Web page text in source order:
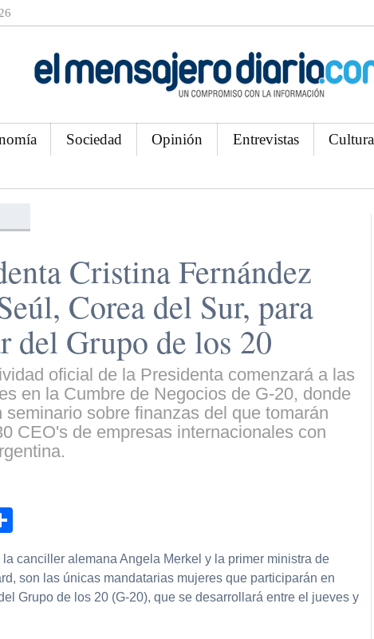
Sociedad Opinión Entrevistas Cultura
Cristina Fernández
Corea del Sur, para
del Grupo de los 20
oficial de la Presidenta comenzará a las
en la Cumbre de Negocios de G-20, donde
seminario sobre finanzas del que tomarán
CEO's de empresas internacionales con
canciller alemana Angela Merkel y la primer ministra de
son las únicas mandatarias mujeres que participarán en
Grupo de los 20 (G-20), que se desarrollará entre el jueves y